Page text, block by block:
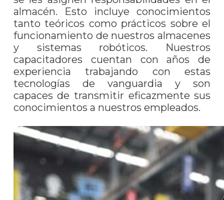
almacén. Esto incluye conocimientos
tanto teóricos como prácticos sobre el
funcionamiento de nuestros almacenes
y sistemas robóticos. Nuestros
capacitadores cuentan con años de
experiencia trabajando con estas
tecnologías de vanguardia y son
capaces de transmitir eficazmente sus
conocimientos a nuestros empleados.